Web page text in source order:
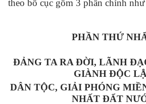
theo bố cục gồm 3 phần chính như
PHẦN THỨ
ĐẢNG TA RA ĐỜI, LÃNH
GIÀNH ĐỘC
DÂN TỘC, GIẢI PHÓNG
NHẤT ĐẨT